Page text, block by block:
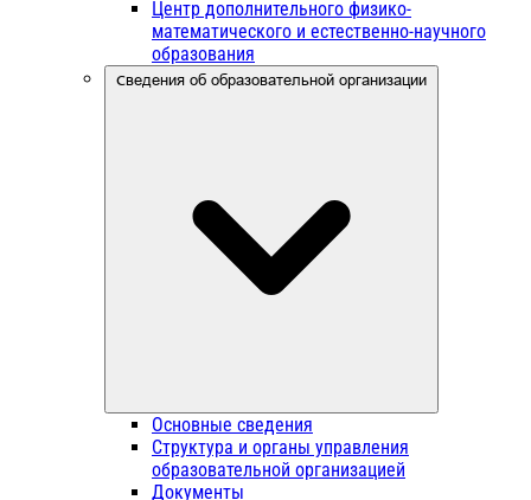
Центр дополнительного физико-
математического и естественно-научного
образования
Сведения об образовательной организации
Основные сведения
Структура и органы управления
образовательной организацией
Документы